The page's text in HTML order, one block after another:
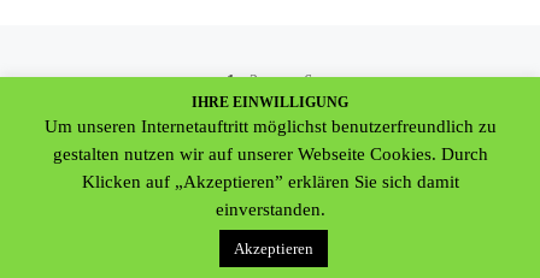
Beitragsnavigation
1 2 … 6
ÄLTERE BEITRÄGE
Deutsche Gemeinschaft für Anleger- & Datenschutz e.V.
Alle Rechte vorbehalten
IHRE EINWILLIGUNG
Um unseren Internetauftritt möglichst benutzerfreundlich zu
gestalten nutzen wir auf unserer Webseite Cookies. Durch
Klicken auf „Akzeptieren” erklären Sie sich damit
einverstanden.
Akzeptieren